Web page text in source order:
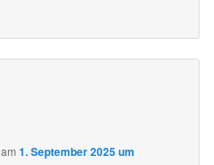
am1. September 2025 um